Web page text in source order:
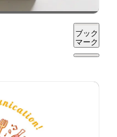
ブック
マーク